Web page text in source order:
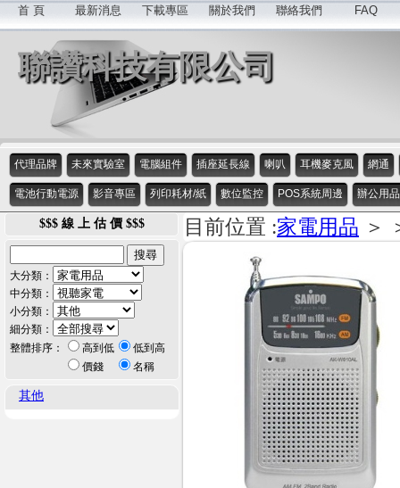
首 頁 最新消息 下載專區 關於我們 聯絡我們 FAQ
聯讚科技有限公司
代理品牌 未來實驗室 電腦組件 插座延長線 喇叭 耳機麥克風 網通
電池行動電源 影音專區 列印耗材/紙 數位監控 POS系統周邊 辦公用品
$$$ 線 上 估 價 $$$
大分類：
中分類：
小分類：
細分類：
整體排序：
高到低
低到高
價錢
名稱
其他
目前位置 :家電用品 ＞